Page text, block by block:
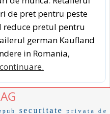
de pret pentru peste
reduce pretul pentru
german Kaufland
in Romania,
securitate privata de